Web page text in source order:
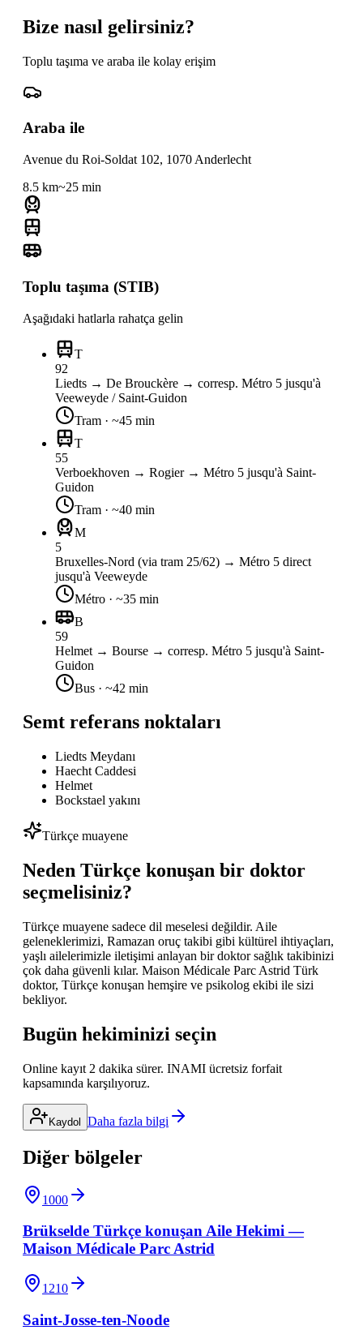
Bize nasıl gelirsiniz?
Toplu taşıma ve araba ile kolay erişim
Araba ile
Avenue du Roi-Soldat 102, 1070 Anderlecht
8.5 km~25 min
Toplu taşıma (STIB)
Aşağıdaki hatlarla rahatça gelin
T
92
Liedts → De Brouckère → corresp. Métro 5 jusqu'à
Veeweyde / Saint-Guidon
Tram · ~45 min
T
55
Verboekhoven → Rogier → Métro 5 jusqu'à Saint-
Guidon
Tram · ~40 min
M
5
Bruxelles-Nord (via tram 25/62) → Métro 5 direct
jusqu'à Veeweyde
Métro · ~35 min
B
59
Helmet → Bourse → corresp. Métro 5 jusqu'à Saint-
Guidon
Bus · ~42 min
Semt referans noktaları
Liedts Meydanı
Haecht Caddesi
Helmet
Bockstael yakını
Türkçe muayene
Neden Türkçe konuşan bir doktor
seçmelisiniz?
Türkçe muayene sadece dil meselesi değildir. Aile
geleneklerimizi, Ramazan oruç takibi gibi kültürel ihtiyaçları,
yaşlı ailelerimizle iletişimi anlayan bir doktor sağlık takibinizi
çok daha güvenli kılar. Maison Médicale Parc Astrid Türk
doktor, Türkçe konuşan hemşire ve psikolog ekibi ile sizi
bekliyor.
Bugün hekiminizi seçin
Online kayıt 2 dakika sürer. INAMI ücretsiz forfait
kapsamında karşılıyoruz.
Kaydol Daha fazla bilgi
Diğer bölgeler
1000
Brükselde Türkçe konuşan Aile Hekimi —
Maison Médicale Parc Astrid
1210
Saint-Josse-ten-Noode